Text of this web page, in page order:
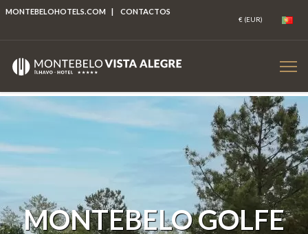
MONTEBELOHOTELS.COM | CONTACTOS
MONTEBELO GOLFE